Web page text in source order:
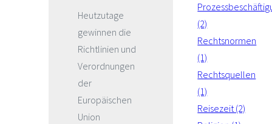
Heutzutage
gewinnen die
Richtlinien und
Verordnungen
der
Europäischen
Union
(2)
Rechtsnormen
(1)
Rechtsquellen
(1)
Reisezeit (2)